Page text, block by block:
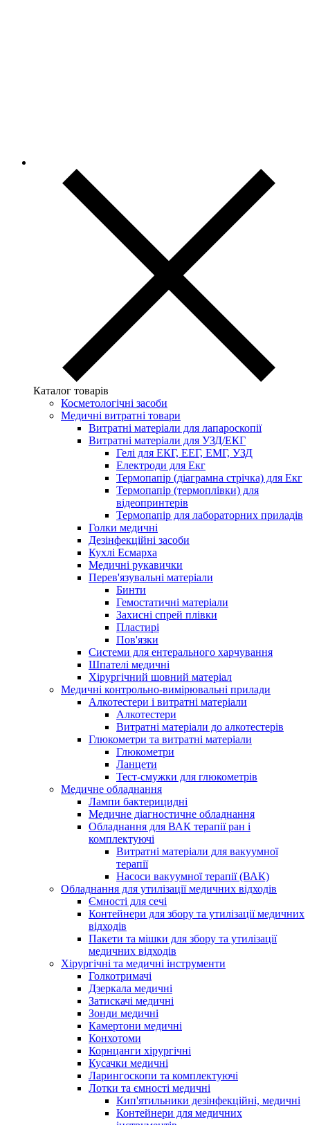
Каталог товарів
Косметологічні засоби
Медичні витратні товари
Витратні матеріали для лапароскопії
Витратні матеріали для УЗД/ЕКГ
Гелі для ЕКГ, ЕЕГ, ЕМГ, УЗД
Електроди для Екг
Термопапір (діаграмна стрічка) для Екг
Термопапір (термоплівки) для
відеопринтерів
Термопапір для лабораторних приладів
Голки медичні
Дезінфекційні засоби
Кухлі Есмарха
Медичні рукавички
Перев'язувальні матеріали
Бинти
Гемостатичні матеріали
Захисні спрей плівки
Пластирі
Пов'язки
Системи для ентерального харчування
Шпателі медичні
Хірургічний шовний матеріал
Медичні контрольно-вимірювальні прилади
Алкотестери і витратні матеріали
Алкотестери
Витратні матеріали до алкотестерів
Глюкометри та витратні матеріали
Глюкометри
Ланцети
Тест-смужки для глюкометрів
Медичне обладнання
Лампи бактерицидні
Медичне діагностичне обладнання
Обладнання для ВАК терапії ран і
комплектуючі
Витратні матеріали для вакуумної
терапії
Насоси вакуумної терапії (ВАК)
Обладнання для утилізації медичних відходів
Ємності для сечі
Контейнери для збору та утилізації медичних
відходів
Пакети та мішки для збору та утилізації
медичних відходів
Хірургічні та медичні інструменти
Голкотримачі
Дзеркала медичні
Затискачі медичні
Зонди медичні
Камертони медичні
Конхотоми
Корнцанги хірургічні
Кусачки медичні
Ларингоскопи та комплектуючі
Лотки та ємності медичні
Кип'ятильники дезінфекційні, медичні
Контейнери для медичних